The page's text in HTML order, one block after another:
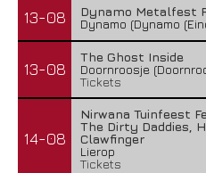
13-08
Dynamo Metalfest
Dynamo (Dynamo
13-08
The Ghost Inside
Doornroosje
Tickets
14-08
Nirwana Tuinfeest
The Dirty Daddies,
Clawfinger
Lierop
Tickets